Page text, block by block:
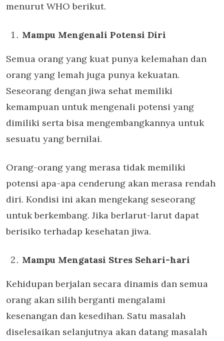
menurut WHO berikut.
Mampu Mengenali Potensi Diri
Semua orang yang kuat punya kelemahan dan
orang yang lemah juga punya kekuatan.
Seseorang dengan jiwa sehat memiliki
kemampuan untuk mengenali potensi yang
dimiliki serta bisa mengembangkannya untuk
sesuatu yang bernilai.
Orang-orang yang merasa tidak memiliki
potensi apa-apa cenderung akan merasa rendah
diri. Kondisi ini akan mengekang seseorang
untuk berkembang. Jika berlarut-larut dapat
berisiko terhadap kesehatan jiwa.
Mampu Mengatasi Stres Sehari-hari
Kehidupan berjalan secara dinamis dan semua
orang akan silih berganti mengalami
kesenangan dan kesedihan. Satu masalah
diselesaikan selanjutnya akan datang masalah